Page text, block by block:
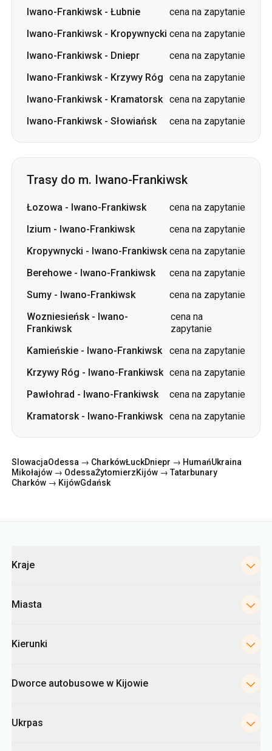
Iwano-Frankiwsk- Krzywy Róg
cena na zapytanie
Iwano-Frankiwsk- Kramatorsk cena na zapytanie
Iwano-Frankiwsk- Słowiańsk cena na zapytanie
Trasy do m. Iwano-Frankiwsk
Łozowa-Iwano-Frankiwsk
cena na zapytanie
Kropywnycki- Iwano-Frankiwsk cena na zapytanie
Berehowe -Iwano-Frankiwsk
cena na zapytanie
Sumy - Iwano-Frankiwsk
cena na zapytanie
Wozniesieńsk -Iwano-
cena na
Pawłohrad
cena na zapytanie
Kramatorsk - Iwano-Frankiwsk cena na zapytanie
SlowacjaOdessa → CharkówŁuckDniepr → HumańUkraina
Charków → Kijów Gdańsk
Kategorie